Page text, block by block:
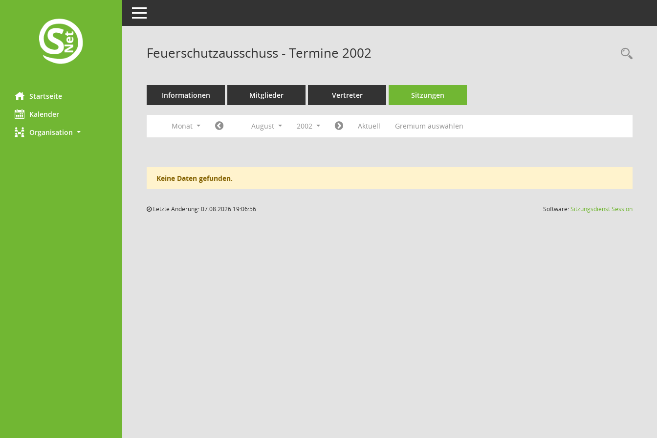
Startseite
Kalender
Organisation
Toggle navigation
Feuerschutzausschuss - Termine 2002
Informationen Mitglieder Vertreter Sitzungen
Monat August 2002 Aktuell Gremium auswählen
Keine Daten gefunden.
Letzte Änderung: 07.08.2026 19:06:56 Software:SitzungsdienstSession(Wird in